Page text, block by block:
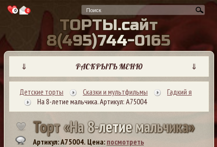
0 0
ТОРТЫ.сайт
8(495)744-0165
⇓ РАСКРЫТЬ МЕНЮ ⇓
Детские торты Сказки и мультфильмы
Гадкий я
На 8-летие мальчика. Артикул: А75004
Торт«На8-летиемальчика»
Артикул: A75004. Цена: посмотреть